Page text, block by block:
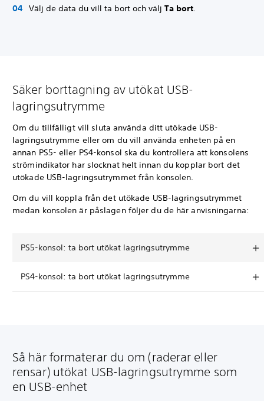
Välj de data du vill ta bort och välj Ta bort.
Säker borttagning av utökat USB-
lagringsutrymme
Om du tillfälligt vill sluta använda ditt utökade USB-
lagringsutrymme eller om du vill använda enheten på en
annan PS5- eller PS4-konsol ska du kontrollera att konsolens
strömindikator har slocknat helt innan du kopplar bort det
utökade USB-lagringsutrymmet från konsolen.
Om du vill koppla från det utökade USB-lagringsutrymmet
medan konsolen är påslagen följer du de här anvisningarna:
PS5-konsol: ta bort utökat lagringsutrymme
PS4-konsol: ta bort utökat lagringsutrymme
Så här formaterar du om (raderar eller
rensar) utökat USB-lagringsutrymme som
en USB-enhet